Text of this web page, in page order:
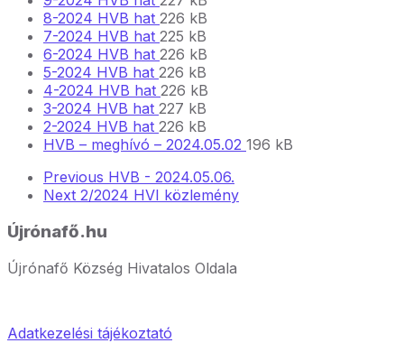
pdf
extension:
pdf
size:
8-2024 HVB hat File
extension:
pdf
File
size:
226 kB
7-2024 HVB hat File
extension:
pdf
File
size:
225 kB
6-2024 HVB hat File
extension:
pdf
File
size:
226 kB
5-2024 HVB hat File
extension:
pdf
File
size:
226 kB
4-2024 HVB hat File
extension:
pdf
File
size:
226 kB
3-2024 HVB hat File
extension:
pdf
File
size:
227 kB
2-2024 HVB hat File
extension:
File
size:
226 kB
HVB – meghívó – 2024.05.02 File
File
196 kB
Previous HVB - 2024.05.06.
Next 2/2024 HVI közlemény
Újrónafő.hu
Újrónafő Község Hivatalos Oldala
Adatkezelési tájékoztató